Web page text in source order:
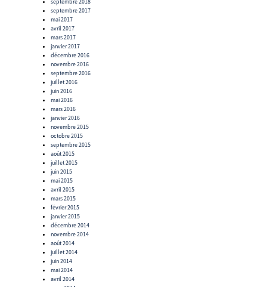
septembre 2017
mai 2017
avril 2017
mars 2017
janvier 2017
décembre 2016
novembre 2016
septembre 2016
juillet 2016
juin 2016
mai 2016
mars 2016
janvier 2016
novembre 2015
octobre 2015
septembre 2015
août 2015
juillet 2015
juin 2015
mai 2015
avril 2015
mars 2015
février 2015
janvier 2015
décembre 2014
novembre 2014
août 2014
juillet 2014
juin 2014
mai 2014
avril 2014